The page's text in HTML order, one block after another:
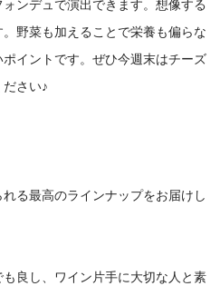
ンデュで演出できます。想像する
野菜も加えることで栄養も偏らな
イントです。ぜひ今週末はチーズ
さい♪
る最高のラインナップをお届けし
良し、ワイン片手に大切な人と素